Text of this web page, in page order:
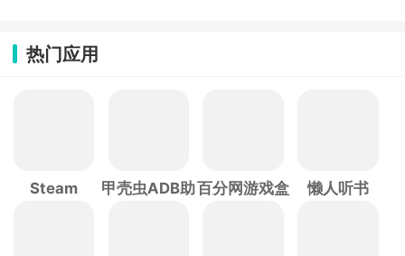
热门应用
Steam
甲壳虫ADB助百分网游戏盒
懒人听书